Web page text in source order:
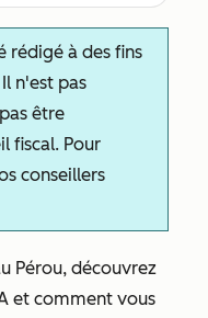
rédigé à des fins
n'est pas
être
fiscal. Pour
conseillers
Pérou, découvrez
et comment vous